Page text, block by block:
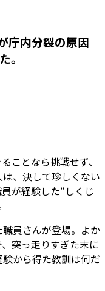
庁内分裂の原因
。
ことなら挑戦せず、
、決して珍しくない
が経験した“しくじ
員さんが登場。よか
突っ走りすぎた末に
から得た教訓は何だ